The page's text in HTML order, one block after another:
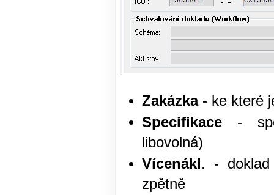
Zakázka- ke které
Specifikace -
libovolná)
Vícenákl. - doklad
zpětně